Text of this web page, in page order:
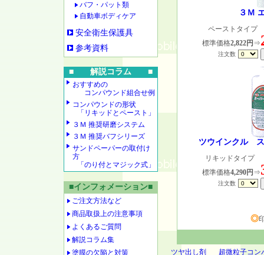
バフ・パット類
自動車ボディケア
安全衛生保護具
参考資料
■ 解説コラム ■
おすすめの
コンパウンド組合せ例
コンパウンドの形状
「リキッドとペースト」
３Ｍ 推奨研磨システム
３Ｍ 推奨バフシリーズ
サンドペーパーの取付け
方
「のり付とマジック式」
■インフォメーション■
ご注文方法など
商品取扱上の注意事項
よくあるご質問
解説コラム集
塗膜の欠陥と対策
３Ｍ
ペーストタイ
標準価格2,822円 ⇒
注文数
ツウインクル
リキッドタイ
標準価格4,290円 ⇒
注文数
◎
ツヤ出し剤 超微粒子コン